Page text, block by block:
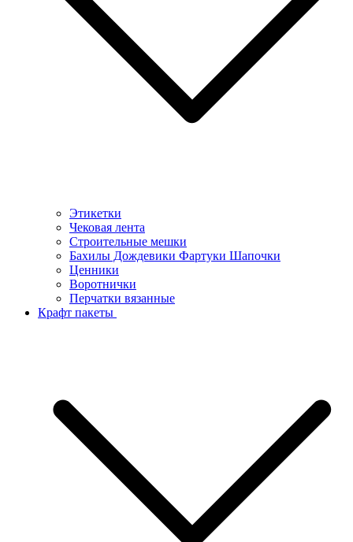
Этикетки
Чековая лента
Строительные мешки
Бахилы Дождевики Фартуки Шапочки
Ценники
Воротнички
Перчатки вязанные
Крафт пакеты